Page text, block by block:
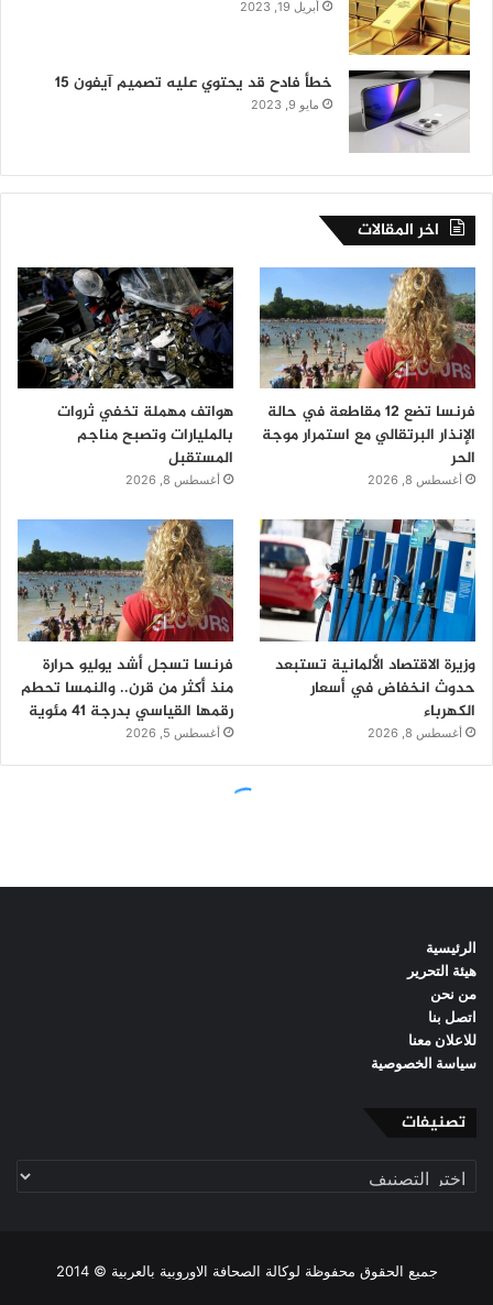
الرئيسية
هيئة التحرير
من نحن
اتصل بنا
للاعلان معنا
سياسة الخصوصية
تصنيفات
تصنيفات
جميع الحقوق محفوظة لوكالة الصحافة الاوروبية بالعربية © 2014